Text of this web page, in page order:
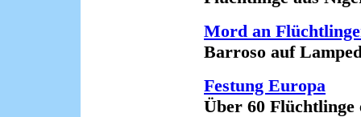
Mord an
Barroso auf
Festung Europa
Über 60 Flüchtlinge